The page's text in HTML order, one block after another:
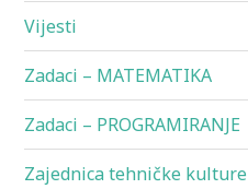
Vijesti
Zadaci – MATEMATIKA
Zadaci – PROGRAMIRANJE
Zajednica tehničke kulture